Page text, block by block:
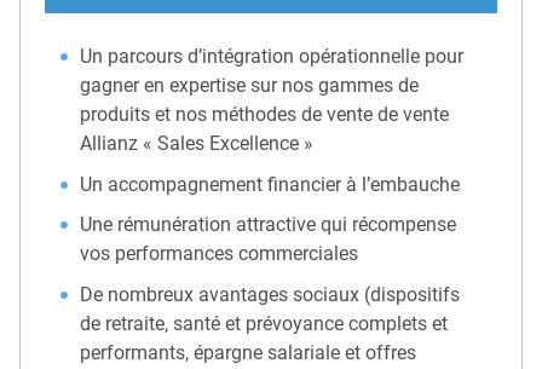
Un parcours d’intégration opérationnelle pour
gagner en expertise sur nos gammes de
produits et nos méthodes de vente de vente
Allianz « Sales Excellence »
Un accompagnement financier à l’embauche
Une rémunération attractive qui récompense
vos performances commerciales
De nombreux avantages sociaux (dispositifs
de retraite, santé et prévoyance complets et
performants, épargne salariale et offres